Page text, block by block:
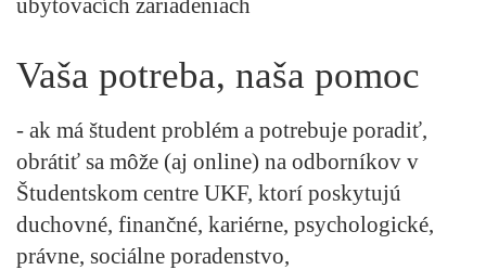
Vaša potreba, naša pomoc
- ak má študent problém a potrebuje poradiť,
obrátiť sa môže (aj online) na odborníkov v
Študentskom centre UKF, ktorí poskytujú
duchovné, finančné, kariérne, psychologické,
právne, sociálne poradenstvo,